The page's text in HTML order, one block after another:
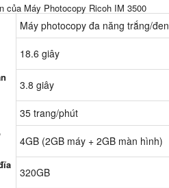
của Máy Photocopy Ricoh IM 3500
Máy photocopy đa năng trắng/đen
18.6 giây
3.8 giây
35 trang/phút
4GB (2GB máy + 2GB màn hình)
320GB